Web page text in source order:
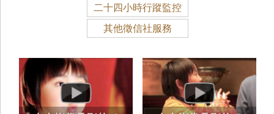
二十四小時行蹤監控
其他徵信社服務